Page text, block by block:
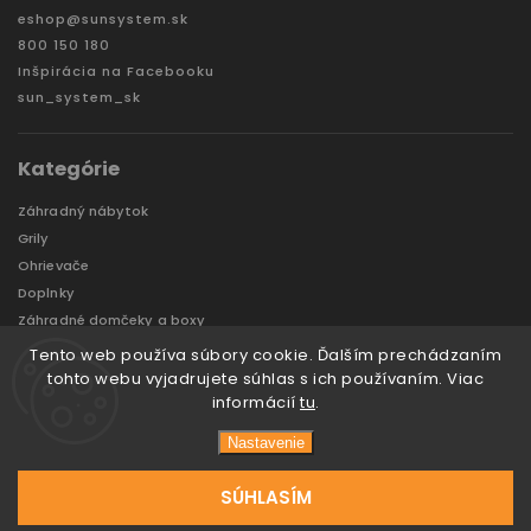
Tento web používa súbory cookie. Ďalším prechádzaním
tohto webu vyjadrujete súhlas s ich používaním. Viac
informácií tu.
Nastavenie
SÚHLASÍM
eshop@sunsystem.sk
800 150 180
Inšpirácia na Facebooku
sun_system_sk
Kategórie
Záhradný nábytok
Grily
Ohrievače
Doplnky
Záhradné domčeky a boxy
VÝPREDAJ
Značky
Vytvoril Shoptet
Sun System. Všetky práva vyhradené.
VytvořilTomáš Hlad&techka s.r.o.